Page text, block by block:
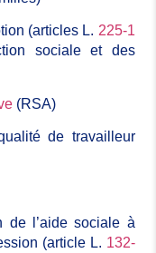
(articles L. 225-1
sociale et des
(RSA)
de travailleur
de l’aide sociale à
(article L. 132-